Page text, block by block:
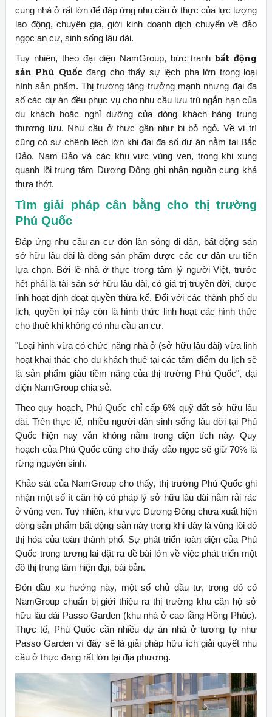
cung nhà ở rất lớn để đáp ứng nhu cầu ở thực của lực lượng
lao động, chuyên gia, giới kinh doanh dịch chuyển về đảo
ngọc an cư, sinh sống lâu dài.
Tuy nhiên, theo đại diện NamGroup, bức tranhbất động
sản Phú Quốc đang cho thấy sự lệch pha lớn trong loại
hình sản phẩm. Thị trường tăng trưởng mạnh nhưng đại đa
số các dự án đều phục vụ cho nhu cầu lưu trú ngắn hạn của
du khách hoặc nghỉ dưỡng của dòng khách hàng trung
thượng lưu. Nhu cầu ở thực gần như bị bỏ ngỏ. Về vị trí
cũng có sự chênh lệch lớn khi đại đa số dự án nằm tại Bắc
Đảo, Nam Đảo và các khu vực vùng ven, trong khi xung
quanh lõi trung tâm Dương Đông ghi nhận nguồn cung khá
thưa thớt.
Tìm giải pháp cân bằng cho thị trường
Phú Quốc
Đáp ứng nhu cầu an cư đón làn sóng di dân, bất động sản
sở hữu lâu dài là dòng sản phẩm được các cư dân ưu tiên
lựa chọn. Bởi lẽ nhà ở thực trong tâm lý người Việt, trước
hết phải là tài sản sở hữu lâu dài, có giá trị truyền đời, được
linh hoạt định đoạt quyền thừa kế. Đối với các thành phố du
lịch, quyền lợi này còn là hình thức linh hoạt các hình thức
cho thuê khi không có nhu cầu an cư.
"Loại hình vừa có chức năng nhà ở (sở hữu lâu dài) vừa linh
hoạt khai thác cho du khách thuê tại các tâm điểm du lịch sẽ
là sản phẩm giàu tiềm năng của thị trường Phú Quốc", đại
diện NamGroup chia sẻ.
Theo quy hoạch, Phú Quốc chỉ cấp 6% quỹ đất sở hữu lâu
dài. Trên thực tế, nhiều người dân sinh sống lâu đời tại Phú
Quốc hiện nay vẫn không nằm trong diện tích này. Quy
hoạch của Phú Quốc cũng cho thấy đảo ngọc sẽ giữ 70% là
rừng nguyên sinh.
Khảo sát của NamGroup cho thấy, thị trường Phú Quốc ghi
nhận một số ít căn hộ có pháp lý sở hữu lâu dài nằm rải rác
ở vùng ven. Tuy nhiên, khu vực Dương Đông chưa xuất hiện
dòng sản phẩm bất động sản này trong khi đây là vùng lõi đô
thị hóa của toàn thành phố. Sự phát triển toàn diện của Phú
Quốc trong tương lai đặt ra đề bài lớn về việc phát triển một
đô thị trung tâm hiện đại, bài bản.
Đón đầu xu hướng này, một số chủ đầu tư, trong đó có
NamGroup chuẩn bị giới thiệu ra thị trường khu căn hộ sở
hữu lâu dài Passo Garden (khu nhà ở cao tầng Hồng Phúc).
Thực tế, Phú Quốc cần nhiều dự án nhà ở tương tự như
Passo Garden vì đây sẽ là giải pháp hữu ích giải quyết nhu
cầu ở thực đang rất lớn tại địa phương.